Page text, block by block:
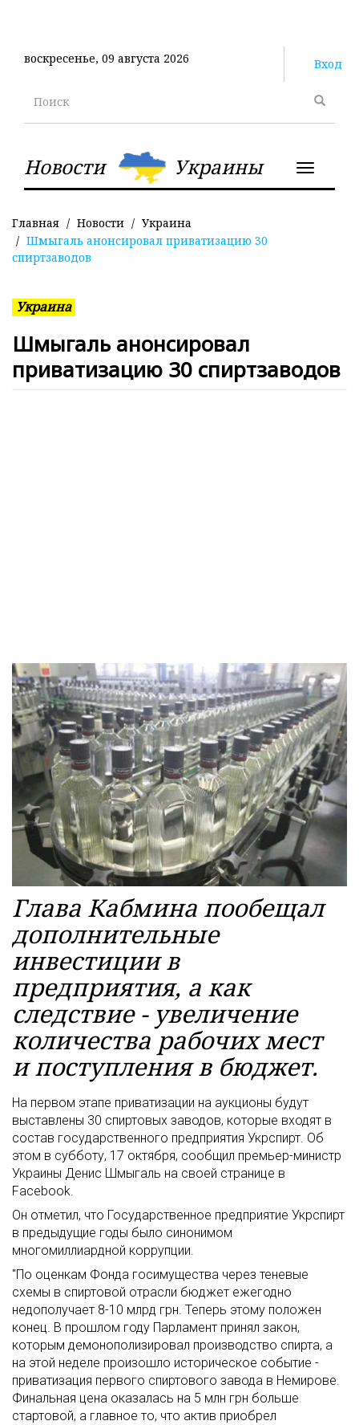
содержанию
воскресенье, 09 августа 2026 Вход
Поиск
Новости Украины
Toggle
Главная Новости
Украина
Шмыгаль анонсировал приватизацию 30
спиртзаводов
Шмыгаль анонсировал
приватизацию 30 спиртзаводов
Украина
Глава Кабмина пообещал
дополнительные
инвестиции в
предприятия, а как
следствие - увеличение
количества рабочих мест
и поступления в бюджет.
На первом этапе приватизации на аукционы будут
выставлены 30 спиртовых заводов, которые входят в
состав государственного предприятия Укрспирт. Об
этом в субботу, 17 октября, сообщил премьер-министр
Украины Денис Шмыгаль на своей странице в
Facebook.
Он отметил, что Государственное предприятие Укрспирт
в предыдущие годы было синонимом
многомиллиардной коррупции.
"По оценкам Фонда госимущества через теневые
схемы в спиртовой отрасли бюджет ежегодно
недополучает 8-10 млрд грн. Теперь этому положен
конец. В прошлом году Парламент принял закон,
которым демонополизировал производство спирта, а
на этой неделе произошло историческое событие -
приватизация первого спиртового завода в Немирове.
Финальная цена оказалась на 5 млн грн больше
стартовой, а главное то, что актив приобрел